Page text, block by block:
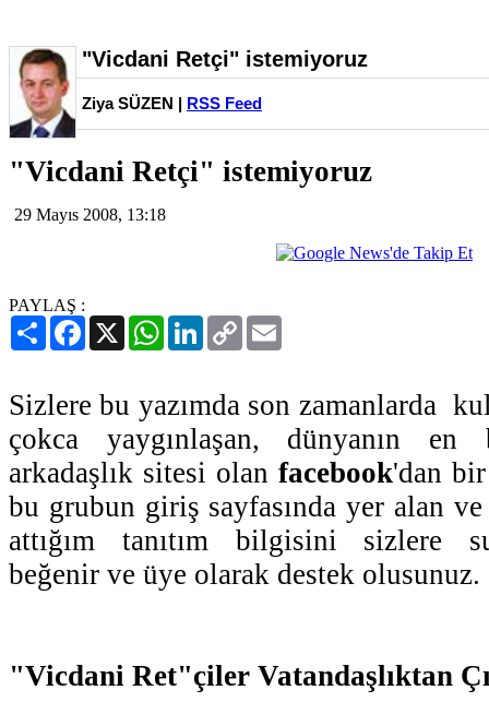
"Vicdani Retçi" istemiyoruz
Ziya SÜZEN | RSS Feed
"Vicdani Retçi" istemiyoruz
29 Mayıs 2008, 13:18
PAYLAŞ :
PaylaşFacebook
X WhatsAppLinkedIn
Copy
Link
Sizlere bu yazımda son zamanlarda
çokca yaygınlaşan, dünyanın en
arkadaşlık sitesi olan facebook'dan bir
bu grubun giriş sayfasında yer alan
attığım tanıtım bilgisini sizlere
beğenir ve üye olarak destek olusunuz.
"Vicdani Ret"çiler Vatandaşlıktan